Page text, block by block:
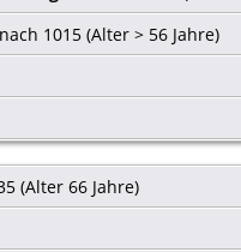
nach 1015 (Alter > 56 Jahre)
(Alter 66 Jahre)